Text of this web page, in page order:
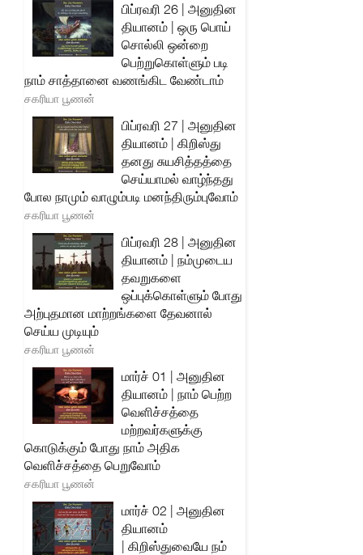
பிப்ரவரி 26 | அனுதின
தியானம் | ஒரு பொய்
சொல்லி ஒன்றை
பெற்றுகொள்ளும் படி
நாம் சாத்தானை வணங்கிட வேண்டாம்
சகரியா பூணன்
பிப்ரவரி 27 | அனுதின
தியானம் | கிறிஸ்து
தனது சுயசித்தத்தை
செய்யாமல் வாழ்ந்தது
போல நாமும் வாழும்படி மனந்திரும்புவோம்
சகரியா பூணன்
பிப்ரவரி 28 | அனுதின
தியானம் | நம்முடைய
தவறுகளை
ஒப்புக்கொள்ளும் போது
அற்புதமான மாற்றங்களை தேவனால்
செய்ய முடியும்
சகரியா பூணன்
மார்ச் 01 | அனுதின
தியானம் | நாம் பெற்ற
வெளிச்சத்தை
மற்றவர்களுக்கு
கொடுக்கும் போது நாம் அதிக
வெளிச்சத்தை பெறுவோம்
சகரியா பூணன்
மார்ச் 02 | அனுதின
தியானம்
| கிறிஸ்துவையே நம்